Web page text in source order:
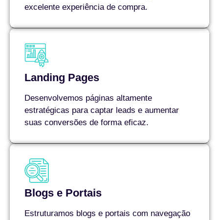
excelente experiência de compra.
Landing Pages
Desenvolvemos páginas altamente
estratégicas para captar leads e aumentar
suas conversões de forma eficaz.
Blogs e Portais
Estruturamos blogs e portais com navegação